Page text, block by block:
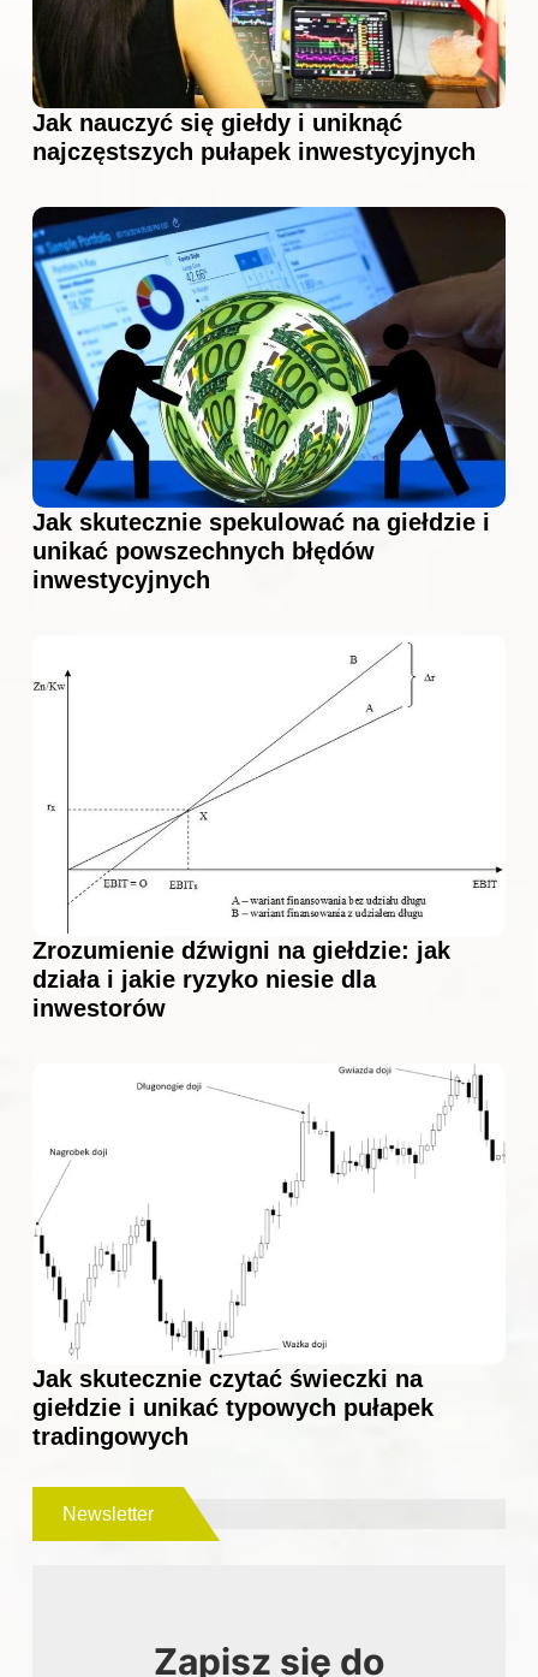
Jak nauczyć się giełdy i uniknąć
najczęstszych pułapek inwestycyjnych
Jak skutecznie spekulować na giełdzie i
unikać powszechnych błędów
inwestycyjnych
Zrozumienie dźwigni na giełdzie: jak
działa i jakie ryzyko niesie dla
inwestorów
Jak skutecznie czytać świeczki na
giełdzie i unikać typowych pułapek
tradingowych
Newsletter
Zapisz się do